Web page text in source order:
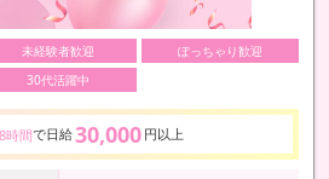
未経験者歓迎
ぽっちゃり歓迎
30代活躍中
8時間で日給30,000 円以上